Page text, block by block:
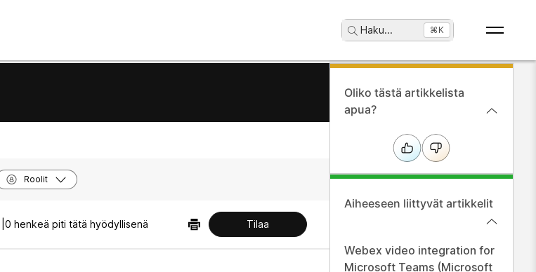
Haku... ⌘K
Roolit
0 henkeä piti tätä hyödyllisenä Tilaa
Oliko tästä artikkelista
apua?
Aiheeseen liittyvät artikkelit
Webex video integration for
Microsoft Teams (Microsoft